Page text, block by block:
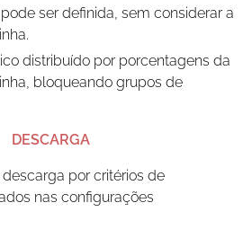
ser definida, sem considerar a
distribuído por porcentagens da
bloqueando grupos de
DESCARGA
por critérios de
nas configurações